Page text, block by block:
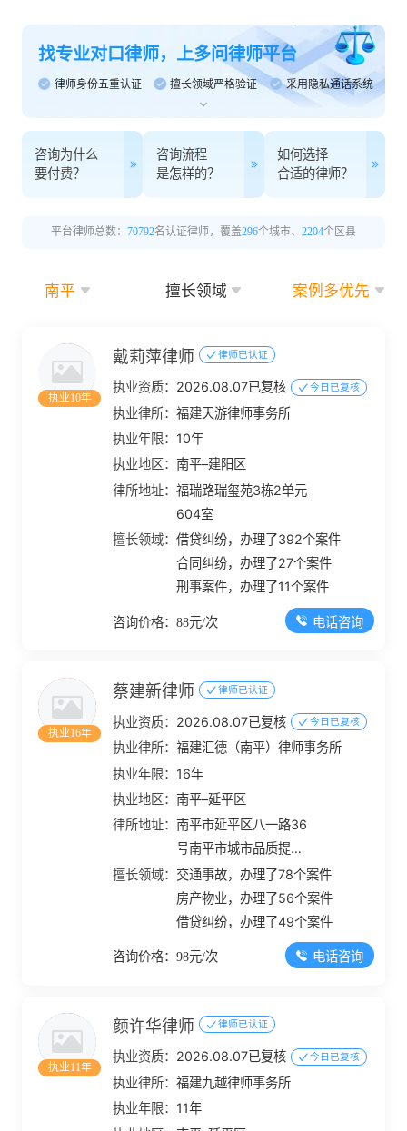
找专业对口律师，上多问律师平台
律师身份五重认证 擅长领域严格验证 采用隐私通话系统
咨询为什么
要付费？
咨询流程
是怎样的？
如何选择
合适的律师？
平台律师总数： 70792名认证律师，覆盖296个城市、 2204个区县
南平 擅长领域 案例多优先
执业10年
戴莉萍律师 律师已认证
执业资质： 2026.08.07已复核 今日已复核
执业律所：福建天游律师事务所
执业年限： 10年
执业地区：南平–建阳区
律所地址：福瑞路瑞玺苑3栋2单元
604室
擅长领域：借贷纠纷，办理了392个案件
合同纠纷，办理了27个案件
刑事案件，办理了11个案件
咨询价格：88元/次 电话咨询
执业16年
蔡建新律师 律师已认证
执业资质： 2026.08.07已复核 今日已复核
执业律所：福建汇德（南平）律师事务所
执业年限： 16年
执业地区：南平–延平区
律所地址：南平市延平区八一路36
号南平市城市品质提升
服务中心大楼第五层写
字楼
擅长领域： 交通事故，办理了78个案件
房产物业，办理了56个案件
借贷纠纷，办理了49个案件
咨询价格：98元/次 电话咨询
执业11年
颜许华律师 律师已认证
执业资质： 2026.08.07已复核 今日已复核
执业律所：福建九越律师事务所
执业年限： 11年